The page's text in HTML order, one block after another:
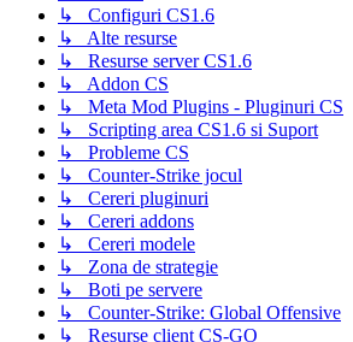
↳ Configuri CS1.6
↳ Alte resurse
↳ Resurse server CS1.6
↳ Addon CS
↳ Meta Mod Plugins - Pluginuri CS
↳ Scripting area CS1.6 si Suport
↳ Probleme CS
↳ Counter-Strike jocul
↳ Cereri pluginuri
↳ Cereri addons
↳ Cereri modele
↳ Zona de strategie
↳ Boti pe servere
↳ Counter-Strike: Global Offensive
↳ Resurse client CS-GO